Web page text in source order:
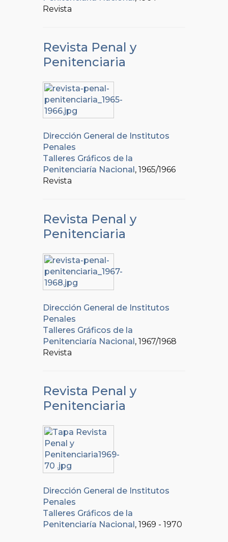
Revista
Revista Penal y
Penitenciaria
Dirección General de Institutos
Penales
Talleres Gráficos de la
Penitenciaría Nacional , 1965/1966
Revista
Revista Penal y
Penitenciaria
Dirección General de Institutos
Penales
Talleres Gráficos de la
Penitenciaría Nacional , 1967/1968
Revista
Revista Penal y
Penitenciaria
Dirección General de Institutos
Penales
Talleres Gráficos de la
Penitenciaría Nacional , 1969 - 1970